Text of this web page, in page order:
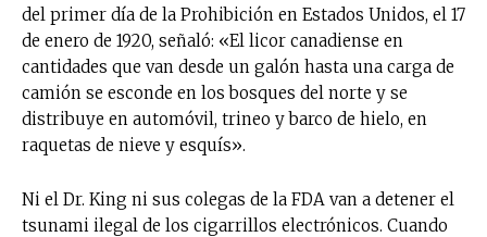
del primer día de la Prohibición en Estados Unidos, el 17
de enero de 1920, señaló: «El licor canadiense en
cantidades que van desde un galón hasta una carga de
camión se esconde en los bosques del norte y se
distribuye en automóvil, trineo y barco de hielo, en
raquetas de nieve y esquís».
Ni el Dr. King ni sus colegas de la FDA van a detener el
tsunami ilegal de los cigarrillos electrónicos. Cuando